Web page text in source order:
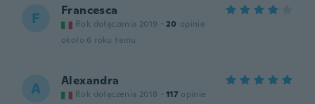
F Francesca
Rok dołączenia 2019 · 20 opinie
około 6 roku temu
A Alexandra
Rok dołączenia 2018 · 117 opinie